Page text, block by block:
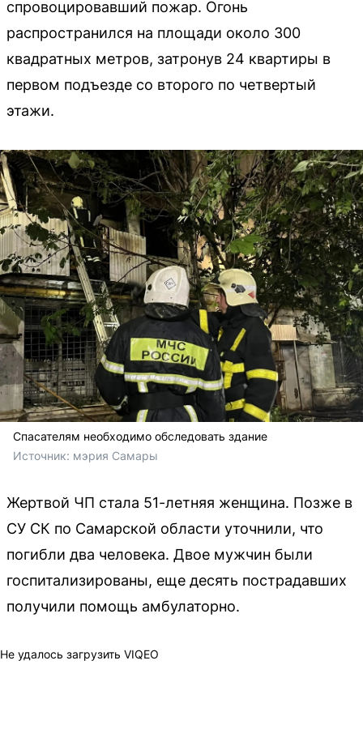
спровоцировавший пожар. Огонь
распространился на площади около 300
квадратных метров, затронув 24 квартиры в
первом подъезде со второго по четвертый
этажи.
Спасателям необходимо обследовать здание
Источник: мэрия Самары
Жертвой ЧП стала 51-летняя женщина. Позже в
СУ СК по Самарской области уточнили, что
погибли два человека. Двое мужчин были
госпитализированы, еще десять пострадавших
получили помощь амбулаторно.
Не удалось загрузить VIQEO